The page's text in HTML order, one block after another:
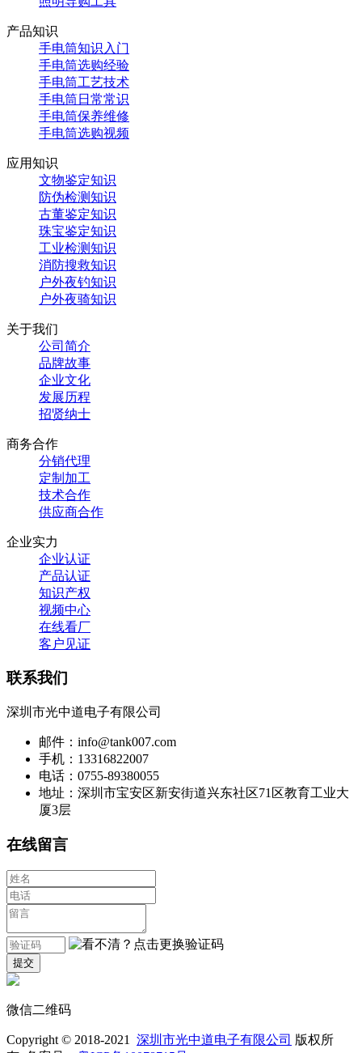
产品知识
手电筒知识入门
手电筒选购经验
手电筒工艺技术
手电筒日常常识
手电筒保养维修
手电筒选购视频
应用知识
文物鉴定知识
防伪检测知识
古董鉴定知识
珠宝鉴定知识
工业检测知识
消防搜救知识
户外夜钓知识
户外夜骑知识
关于我们
公司简介
品牌故事
企业文化
发展历程
招贤纳士
商务合作
分销代理
定制加工
技术合作
供应商合作
企业实力
企业认证
产品认证
知识产权
视频中心
在线看厂
客户见证
联系我们
深圳市光中道电子有限公司
邮件：info@tank007.com
手机：13316822007
电话：0755-89380055
地址：深圳市宝安区新安街道兴东社区71区教育工业大
厦3层
在线留言
微信二维码
Copyright © 2018-2021 深圳市光中道电子有限公司 版权所